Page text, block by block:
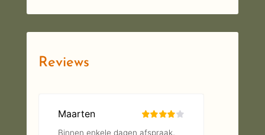
Reviews